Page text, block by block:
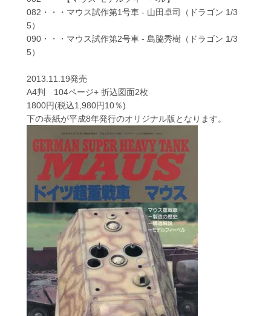
082・・・マウス試作第1号車 - 山田卓司（ドラゴン 1/3
5）
090・・・マウス試作第2号車 - 島脇秀樹（ドラゴン 1/3
5）
2013.11.19発売
A4判 104ページ+ 折込図面2枚
1800円(税込1,980円10％)
下の表紙が平成8年発行のオリジナル版となります。